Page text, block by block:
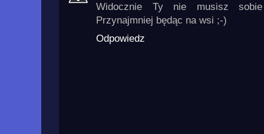
Widocznie Ty nie musisz
Przynajmniej będąc na wsi ;-)
Odpowiedz